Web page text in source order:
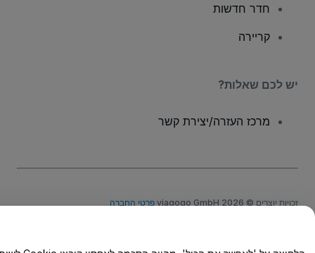
חדר חדשות
קריירה
יש לכם שאלות?
מרכז העזרה/יצירת קשר
זכויות יוצרים © viagogo GmbH 2026
פרטי החברה